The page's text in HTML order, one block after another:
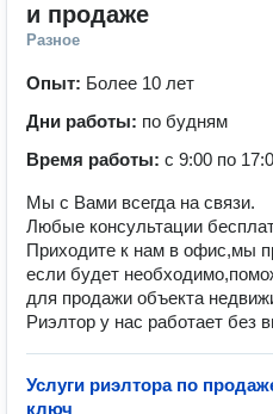
и продаже
Разное
Опыт: Более 10 лет
Дни работы: по будням
Время работы: с 9:00 по
Мы с Вами всегда на связи.
Любые консультации
Приходите к нам в офис,мы
если будет
для продажи объекта
Риэлтор у нас работает без
Услуги риэлтора по
ключ